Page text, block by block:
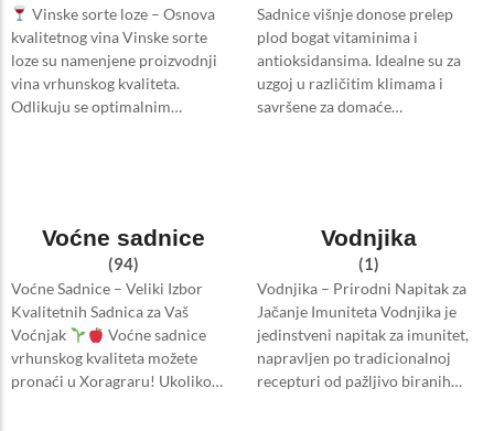
Vinske sorte loze – Osnova
kvalitetnog vina Vinske sorte
loze su namenjene proizvodnji
vina vrhunskog kvaliteta.
Odlikuju se optimalnim…
Sadnice višnje donose prelep
plod bogat vitaminima i
antioksidansima. Idealne su za
uzgoj u različitim klimama i
savršene za domaće…
Voćne sadnice
(94)
Voćne Sadnice – Veliki Izbor
Kvalitetnih Sadnica za Vaš
Voćnjak
Voćne sadnice
vrhunskog kvaliteta možete
pronaći u Xoragraru! Ukoliko…
Vodnjika
(1)
Vodnjika – Prirodni Napitak za
Jačanje Imuniteta Vodnjika je
jedinstveni napitak za imunitet,
napravljen po tradicionalnoj
recepturi od pažljivo biranih…